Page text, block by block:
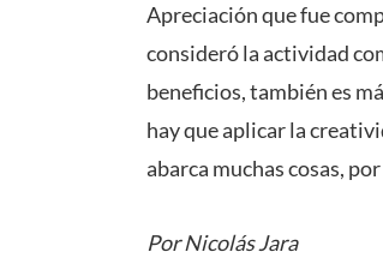
Apreciación que fue
consideró la actividad
beneficios, también es
hay que aplicar la
abarca muchas cosas,
Por Nicolás Jara